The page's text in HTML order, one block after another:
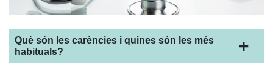
Què són les carències i quines són les més
habituals?